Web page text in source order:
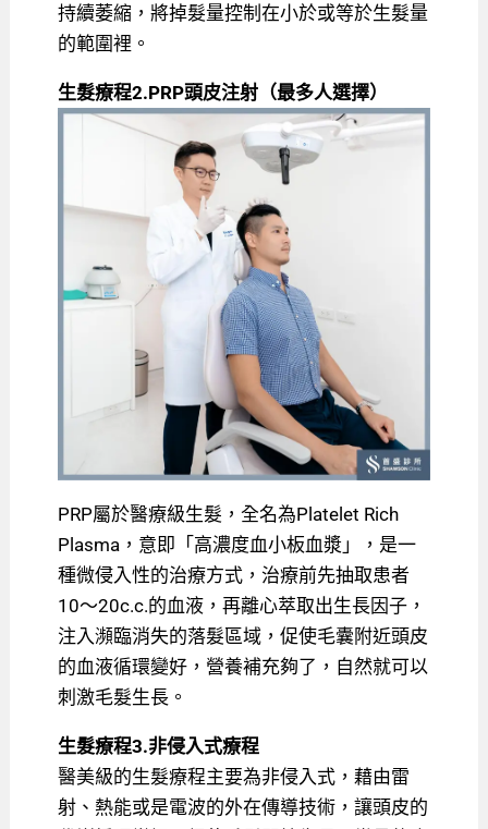
持續萎縮，將掉髮量控制在小於或等於生髮量
的範圍裡。
生髮療程2.PRP頭皮注射（最多人選擇）
PRP屬於醫療級生髮，全名為Platelet Rich
Plasma，意即「高濃度血小板血漿」，是一
種微侵入性的治療方式，治療前先抽取患者
10～20c.c.的血液，再離心萃取出生長因子，
注入瀕臨消失的落髮區域，促使毛囊附近頭皮
的血液循環變好，營養補充夠了，自然就可以
刺激毛髮生長。
生髮療程3.非侵入式療程
醫美級的生髮療程主要為非侵入式，藉由雷
射、熱能或是電波的外在傳導技術，讓頭皮的